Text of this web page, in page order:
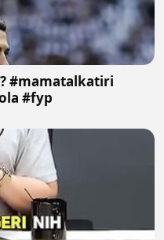
#mamatalkatiri
#fyp